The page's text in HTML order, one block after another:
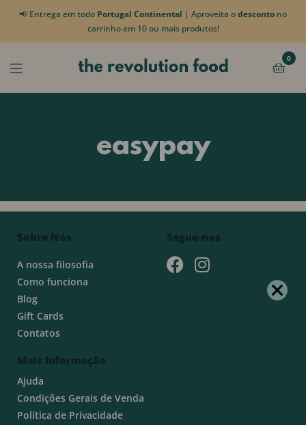
📢 Entrega em todo Portugal Continental | Aproveita odesconto no
carrinho em 10 ou mais produtos!
0
easypay
Sobre Nós
A nossa filosofia
Como funciona
Blog
Gift Cards
Contatos
Mais Informação
Ajuda
Condições Gerais de Venda
Política de Privacidade
Segue-nos